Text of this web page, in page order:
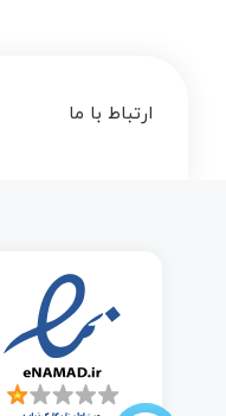
ارتباط با ما